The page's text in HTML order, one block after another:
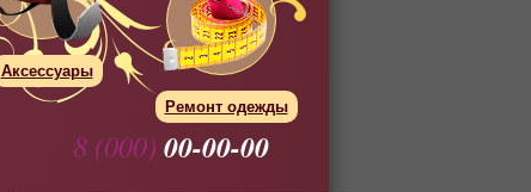
Аксессуары
Ремонт одежды
8 (000) 00-00-00